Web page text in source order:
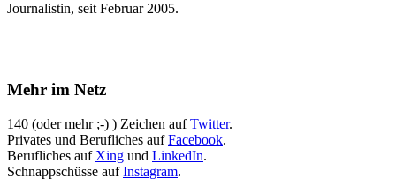
Journalistin, seit Februar 2005.
Mehr im Netz
140 (oder mehr ;-) ) Zeichen aufTwitter.
Privates und Berufliches aufFacebook.
Berufliches auf Xing und LinkedIn.
Schnappschüsse aufInstagram.